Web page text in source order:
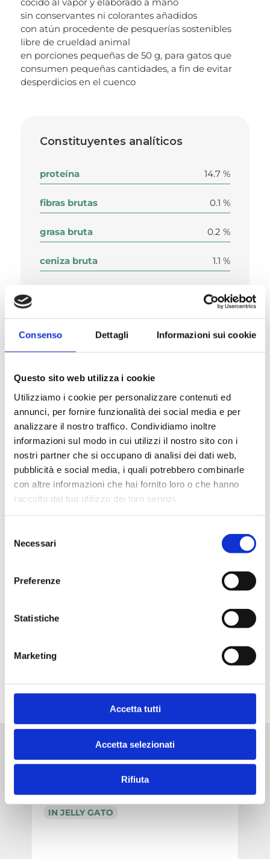
Consenso Dettagli Informazioni sui cookie
Questo sito web utilizza i cookie
Utilizziamo i cookie per personalizzare contenuti ed
annunci, per fornire funzionalità dei social media e per
analizzare il nostro traffico. Condividiamo inoltre
informazioni sul modo in cui utilizzi il nostro sito con i
nostri partner che si occupano di analisi dei dati web,
pubblicità e social media, i quali potrebbero combinarle
con altre informazioni che hai fornito loro o che hanno
raccolto dal tuo utilizzo dei loro servizi.
delNecessari
Preferenze
Statistiche
Marketing
Accetta tutti
Accetta selezionati
Rifiuta
sin conservantes ni colorantes añadidos
con atún procedente de pesquerías sostenibles
libre de crueldad animal
en porciones pequeñas de 50 g, para gatos que
consumen pequeñas cantidades, a fin de evitar
desperdicios en el cuenco
Constituyentes analíticos
proteína 14.7 %
fibras brutas 0.1 %
grasa bruta 0.2 %
ceniza bruta 1.1 %
Composición
Aditivos nutricionales/kg
QUIZÁS TAMBIÉN TE INTERESE
IN JELLY GATO